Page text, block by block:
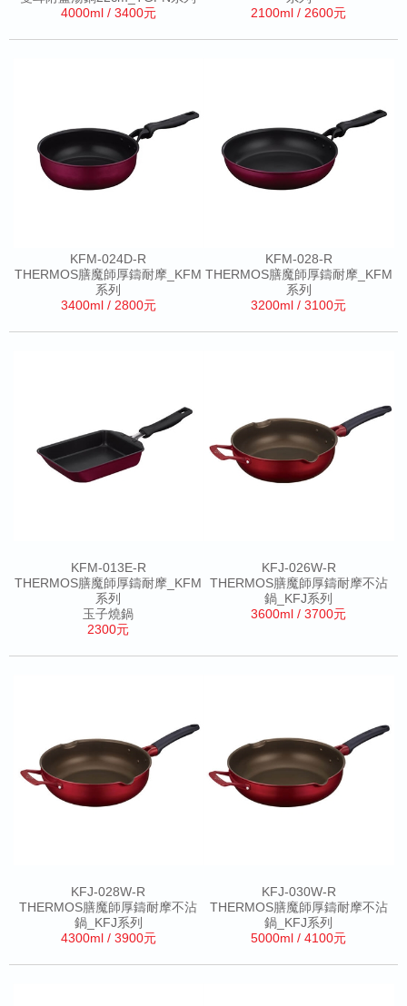
4000ml / 3400元
2100ml / 2600元
KFM-024D-R
THERMOS膳魔師厚鑄耐摩_KFM
系列
3400ml / 2800元
KFM-028-R
THERMOS膳魔師厚鑄耐摩_KFM
系列
3200ml / 3100元
KFM-013E-R
THERMOS膳魔師厚鑄耐摩_KFM
系列
玉子燒鍋
2300元
KFJ-026W-R
THERMOS膳魔師厚鑄耐摩不沾
鍋_KFJ系列
3600ml / 3700元
KFJ-028W-R
THERMOS膳魔師厚鑄耐摩不沾
鍋_KFJ系列
4300ml / 3900元
KFJ-030W-R
THERMOS膳魔師厚鑄耐摩不沾
鍋_KFJ系列
5000ml / 4100元